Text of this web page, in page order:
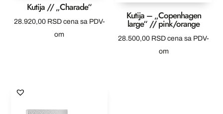
Kutija // „Charade“
28.920,00 RSD cena sa PDV-
om
Kutija – „Copenhagen
large“ // pink/orange
28.500,00 RSD cena sa PDV-
om